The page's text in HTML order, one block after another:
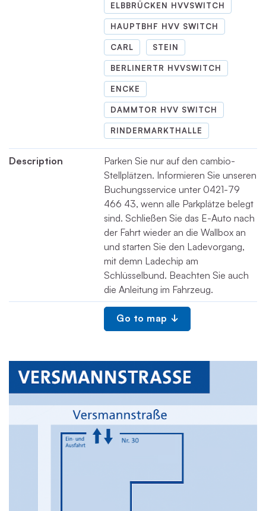
ELBBRÜCKEN HVVSWITCH
HAUPTBHF HVV SWITCH
CARL STEIN
BERLINERTR HVVSWITCH
ENCKE
DAMMTOR HVV SWITCH
RINDERMARKTHALLE
Description
Parken Sie nur auf den cambio-
Stellplätzen. Informieren Sie unseren
Buchungsservice unter 0421-79
466 43, wenn alle Parkplätze belegt
sind. Schließen Sie das E-Auto nach
der Fahrt wieder an die Wallbox an
und starten Sie den Ladevorgang,
mit demn Ladechip am
Schlüsselbund. Beachten Sie auch
die Anleitung im Fahrzeug.
Go to map